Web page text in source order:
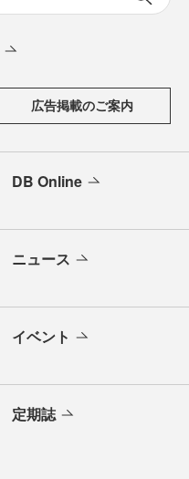
広告掲載のご案内
DB Online
ニュース
イベント
定期誌